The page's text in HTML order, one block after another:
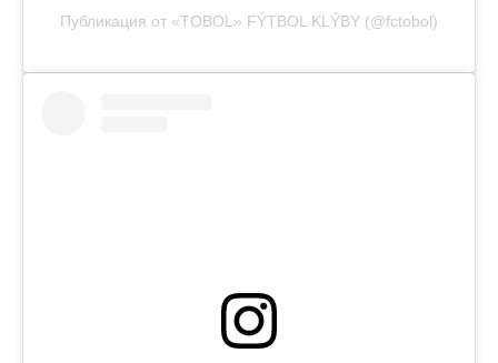
Публикация от «TOBOL» FÝTBOL KLÝBY (@fctobol)